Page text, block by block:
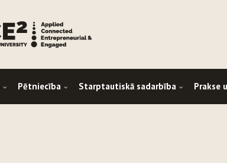
Pētniecība Starptautiskā sadarbība Prakse